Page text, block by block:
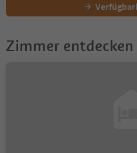
Zimmer entdecken